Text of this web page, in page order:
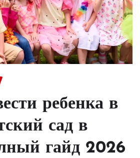
ребенка в
сад в
гайд 2026